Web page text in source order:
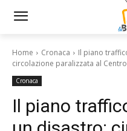
Home Cronaca
Il piano
circolazione paralizzata al
Cronaca
Il piano